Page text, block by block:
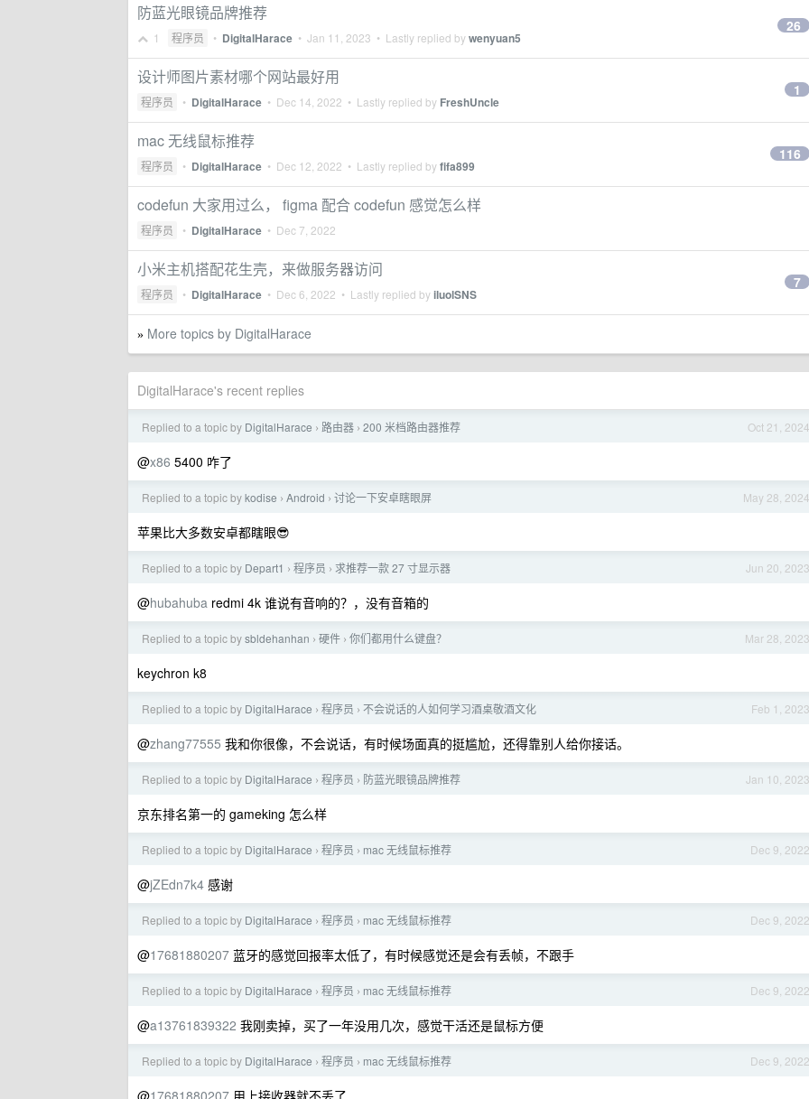
防蓝光眼镜品牌推荐
1 程序员 • DigitalHarace • Jan 11, 2023 • Lastly replied bywenyuan5
26
设计师图片素材哪个网站最好用
程序员 • DigitalHarace • Dec 14, 2022 • Lastly replied by FreshUncle
1
mac 无线鼠标推荐
程序员 • DigitalHarace • Dec 12, 2022 • Lastly replied byfifa899
116
codefun 大家用过么， figma 配合 codefun 感觉怎么样
程序员 • DigitalHarace • Dec 7, 2022
小米主机搭配花生壳，来做服务器访问
程序员 • DigitalHarace • Dec 6, 2022 • Lastly replied byiluolSNS
7
» More topics by DigitalHarace
DigitalHarace's recent replies
Oct 21, 2024
Replied to a topic by DigitalHarace › 路由器 › 200 米档路由器推荐
@x86 5400 咋了
May 28, 2024
Replied to a topic bykodise › Android › 讨论一下安卓瞎眼屏
苹果比大多数安卓都瞎眼😎
Jun 20, 2023
Replied to a topic by Depart1 › 程序员 › 求推荐一款 27 寸显示器
@hubahuba redmi 4k 谁说有音响的？，没有音箱的
Mar 28, 2023
Replied to a topic bysbldehanhan › 硬件 › 你们都用什么键盘？
keychron k8
Feb 1, 2023
Replied to a topic by DigitalHarace › 程序员 › 不会说话的人如何学习酒桌敬酒文化
@zhang77555 我和你很像，不会说话，有时候场面真的挺尴尬，还得靠别人给你接话。
Jan 10, 2023
Replied to a topic by DigitalHarace › 程序员 › 防蓝光眼镜品牌推荐
京东排名第一的 gameking 怎么样
Dec 9, 2022
Replied to a topic by DigitalHarace › 程序员 › mac 无线鼠标推荐
@jZEdn7k4 感谢
Dec 9, 2022
Replied to a topic by DigitalHarace › 程序员 › mac 无线鼠标推荐
@17681880207 蓝牙的感觉回报率太低了，有时候感觉还是会有丢帧，不跟手
Dec 9, 2022
Replied to a topic by DigitalHarace › 程序员 › mac 无线鼠标推荐
@a13761839322 我刚卖掉，买了一年没用几次，感觉干活还是鼠标方便
Dec 9, 2022
Replied to a topic by DigitalHarace › 程序员 › mac 无线鼠标推荐
@17681880207 用上接收器就不丢了